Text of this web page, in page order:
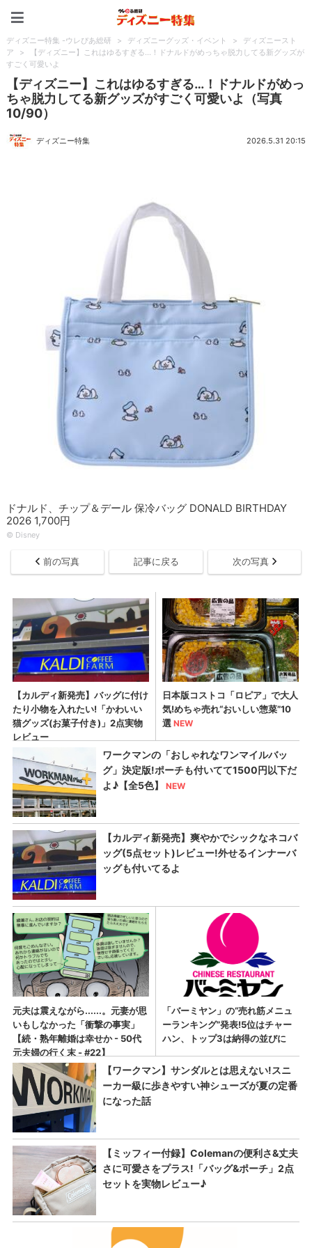
ディズニー特集 -ウレぴあ総研 > ディズニーグッズ・イベント >
ディズニースト
ア
>
【ディズニー】これはゆるすぎる…！ドナルドがめっちゃ脱力してる新グッズが
すごく可愛いよ
【ディズニー】これはゆるすぎる…！ドナルドがめっ
ちゃ脱力してる新グッズがすごく可愛いよ（写真
10/90）
ディズニー特集 2026.5.31 20:15
ドナルド、チップ＆デール 保冷バッグ DONALD BIRTHDAY
2026 1,700円
© Disney
前の写真 記事に戻る 次の写真